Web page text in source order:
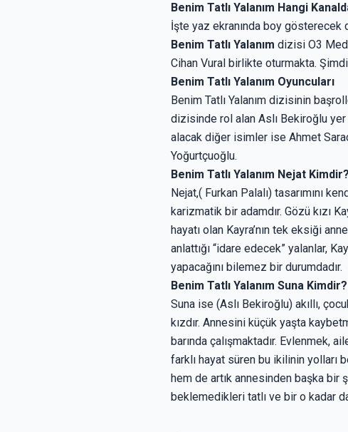
Benim Tatlı Yalanım Hangi
İşte yaz ekranında boy gösterecek
Benim Tatlı Yalanım dizisi O3
Cihan Vural birlikte oturmakta.
Benim Tatlı Yalanım Oyuncuları
Benim Tatlı Yalanım dizisinin
dizisinde rol alan Aslı Bekiroğlu
alacak diğer isimler ise Ahmet
Yoğurtçuoğlu.
Benim Tatlı Yalanım Nejat Kimdir?
Nejat,( Furkan Palalı) tasarımını
karizmatik bir adamdır. Gözü kızı
hayatı olan Kayra’nın tek eksiği
anlattığı “idare edecek” yalanlar,
yapacağını bilemez bir durumdadır.
Benim Tatlı Yalanım Suna Kimdir?
Suna ise (Aslı Bekiroğlu) akıllı,
kızdır. Annesini küçük yaşta
barında çalışmaktadır. Evlenmek,
farklı hayat süren bu ikilinin yolları
hem de artık annesinden başka bir
beklemedikleri tatlı ve bir o kadar